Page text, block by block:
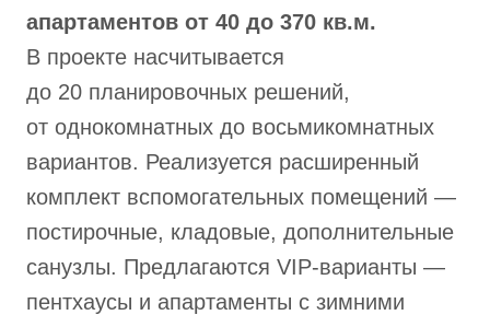
апартаментов от 40 до 370 кв.м.
В проекте насчитывается
до 20 планировочных решений,
от однокомнатных до восьмикомнатных
вариантов. Реализуется расширенный
комплект вспомогательных помещений —
постирочные, кладовые, дополнительные
санузлы. Предлагаются VIP-варианты —
пентхаусы и апартаменты с зимними